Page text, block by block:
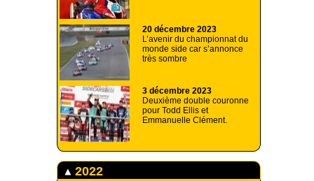
20 décembre 2023
L’avenir du championnat du
monde side car s’annonce
très sombre
3 décembre 2023
Deuxième double couronne
pour Todd Ellis et
Emmanuelle Clément.
2022